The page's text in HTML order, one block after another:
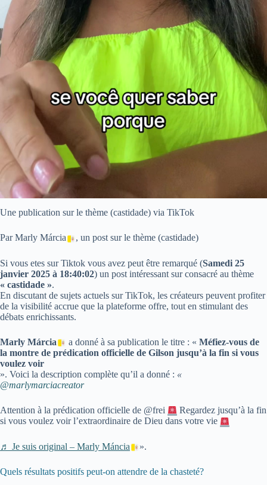
Une publication sur le thème (castidade) via TikTok
Par Marly Márcia , un post sur le thème (castidade)
Si vous etes sur Tiktok vous avez peut être remarqué (Samedi 25
janvier 2025 à 18:40:02) un post intéressant sur consacré au thème
« castidade ».
En discutant de sujets actuels sur TikTok, les créateurs peuvent profiter
de la visibilité accrue que la plateforme offre, tout en stimulant des
débats enrichissants.
Marly Márcia a donné à sa publication le titre : « Méfiez-vous de
la montre de prédication officielle de Gilson jusqu’à la fin si vous
voulez voir
». Voici la description complète qu’il a donné : «
@marlymarciacreator
Attention à la prédication officielle de @frei
Regardez jusqu’à la fin
si vous voulez voir l’extraordinaire de Dieu dans votre vie
♬ Je suis original – Marly Máncia ».
Quels résultats positifs peut-on attendre de la chasteté?